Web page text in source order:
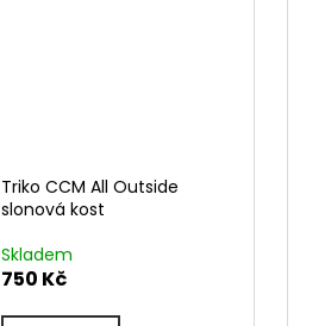
Triko CCM All Outside
slonová kost
Skladem
750 Kč